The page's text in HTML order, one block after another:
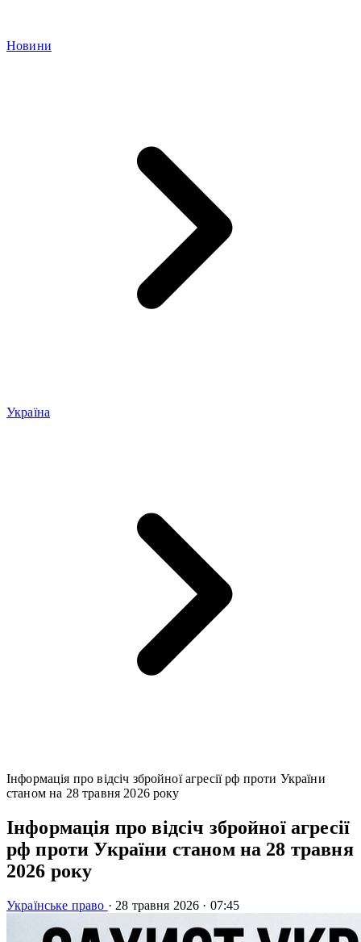
Новини
Україна
Інформація про відсіч збройної агресії рф проти України
станом на 28 травня 2026 року
Інформація про відсіч збройної агресії
рф проти України станом на 28 травня
2026 року
Українське право · 28 травня 2026 · 07:45